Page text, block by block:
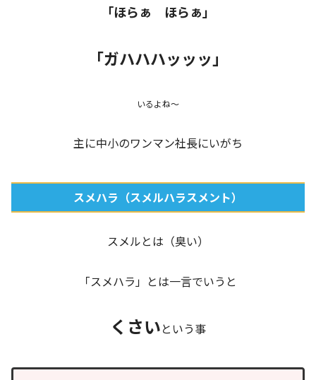
「ほらぁ ほらぁ」
「ガハハハッッッ」
いるよね～
主に中小のワンマン社長にいがち
スメハラ（スメルハラスメント）
スメルとは（臭い）
「スメハラ」とは一言でいうと
くさいという事